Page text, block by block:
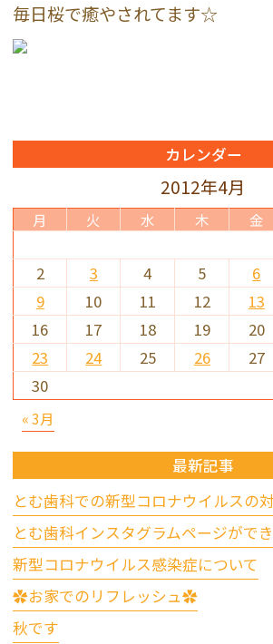
毎日桜で癒やされてます☆
カレンダー
2012年4月
月 火 水 木 金
« 3月
2
3 4 5 6
9
10 11 12 13
16
17 18 19 20
23
24 25 26 27
30
最新記事
とむ歯科インスタグラムページがで
新型コロナウイルス感染症について
✿お家でのリフレッシュ✿
秋です